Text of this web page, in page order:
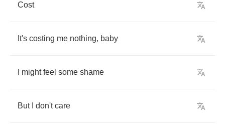
Cost
It's costing me nothing, baby
might feel some shame
But don't care